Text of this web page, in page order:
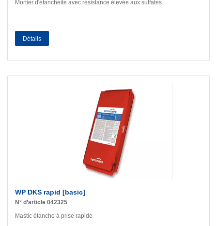
Mortier d'étanchéité avec résistance élevée aux sulfates
Détails
WP DKS rapid [basic]
N° d’article 042325
Mastic étanche à prise rapide